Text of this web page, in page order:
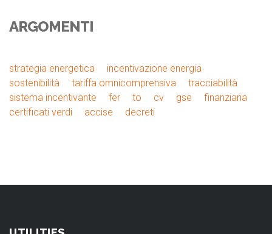
ARGOMENTI
strategia energetica
incentivazione energia
sostenibilità
tariffa omnicomprensiva
tracciabilità
sistema incentivante
fer to cv gse
finanziaria
certificati verdi
accise decreti